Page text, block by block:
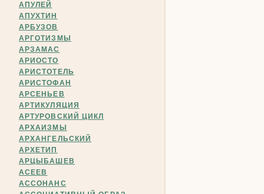
АПУЛЕЙ
АПУХТИН
АРБУЗОВ
АРГОТИЗМЫ
АРЗАМАС
АРИОСТО
АРИСТОТЕЛЬ
АРИСТОФАН
АРСЕНЬЕВ
АРТИКУЛЯЦИЯ
АРТУРОВСКИЙ ЦИКЛ
АРХАИЗМЫ
АРХАНГЕЛЬСКИЙ
АРХЕТИП
АРЦЫБАШЕВ
АСЕЕВ
АССОНАНС